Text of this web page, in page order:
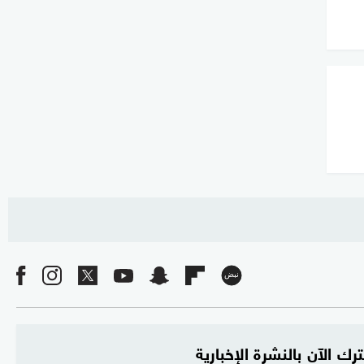
الآن بالنشرة الإخبارية